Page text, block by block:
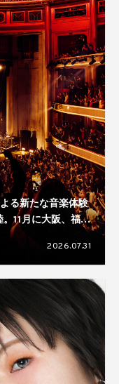
る新たな音楽体験
11月に大阪、福
2026.07.31